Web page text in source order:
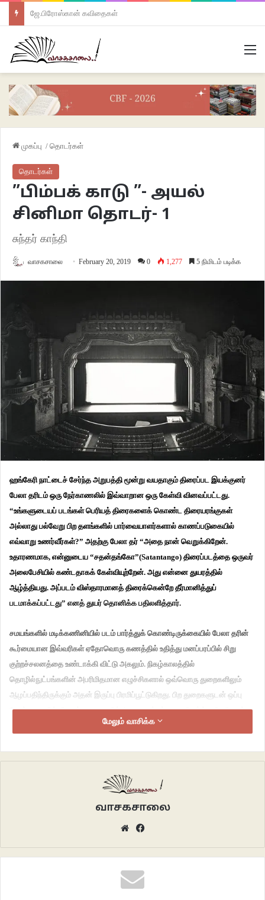
ஜே.பிரோஸ்கான் கவிதைகள்
முகப்பு / தொடர்கள்
தொடர்கள்
”பிம்பக் காடு ”- அயல்
சினிமா தொடர்- 1
சுந்தர் காந்தி
வாசகசாலை February 20, 2019 0 1,277 5 நிமிடம் படிக்க
ஹங்கேரி நாட்டைச் சேர்ந்த அறுபத்தி மூன்று வயதாகும் திரைப்பட இயக்குனர்
பேலா தரிடம் ஒரு நேர்காணலில் இவ்வாறான ஒரு கேள்வி வினவப்பட்டது.
“உங்களுடையப் படங்கள் பெரியத் திரைகளைக் கொண்ட திரையரங்குகள்
அல்லாது பல்வேறு பிற தளங்களில் பார்வையாளர்களால் காணப்படுகையில்
எவ்வாறு உணர்வீர்கள்?” அதற்கு பேலா தர் “அதை நான் வெறுக்கிறேன்.
உதாரணமாக, என்னுடைய “சதன்தங்கோ”(Satantango) திரைப்படத்தை ஒருவர்
அலைபேசியில் கண்டதாகக் கேள்வியுற்றேன். அது என்னை துயரத்தில்
ஆழ்த்தியது. அப்படம் விஸ்தாரமானத் திரைக்கென்றே தீர்மானித்துப்
படமாக்கப்பட்டது” எனத் துயர் தொனிக்க பதிலளித்தார்.
சமயங்களில் மடிக்கணினியில் படம் பார்த்துக் கொண்டிருக்கையில் பேலா தரின்
கூர்மையான இவ்வரிகள் ஏதோவொரு கணத்தில் உதித்து மனப்பரப்பில் சிறு
குற்றச்சலனத்தை உண்டாக்கி விட்டு அகலும். நிகழ்காலத்தில்
தொழில்நுட்பங்களின் அபரிமிதமான எழுச்சிகளால் ஒவ்வொரு துறைகளிலும்
ஆழப்பதிந்திருக்கும் அதன் இருப்பு பிரமிப்பூட்டுகிறது. பிற துறைகளுடன் ஒப்பு
நோக்குகையில் திரைக்கலை உலகில் அவை மாற்றங்களை நிகழ்த்துகிற வேகம்
மிரளச் செய்கின்றன. அனுதினமும் திரைப்படக் கலையின் உள்ளீடுகளிலும்,
ஒரு திரைப்படம் பார்வையாளனை வந்தடையும் வகைப்பாடுகள் வெவ்வேறு
கொண்டிருக்கின்றன. விரலசைவில் படங்களை நாம் தரவிறக்கிக் காணலாம்.
சந்தா செலுத்தினால் வருடம் முழுவதும் காட்சிகளாலேயே நம்மை திளைப்பில்
ஊடக நிறுவனங்கள் காத்துக் கிடக்கின்றன. திரையரங்கிற்கு சென்று தான் ஒரு
மேலும் வாசிக்க
வாசகசாலை
Website